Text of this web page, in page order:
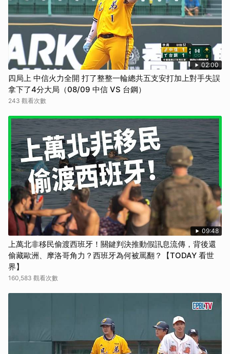
02:00
四局上 中信火力全開 打了整整一輪總共五支安打加上對手失誤
拿下了4分大局（08/09 中信 VS 台鋼）
243 觀看次數
09:48
上萬北非移民偷渡西班牙！關鍵判決推動假訊息流傳，背後還
偷藏歐洲、摩洛哥角力？西班牙為何被罵翻？【TODAY 看世
界】
160,583 觀看次數